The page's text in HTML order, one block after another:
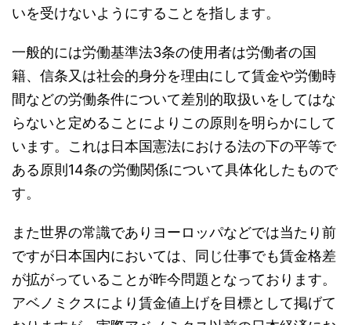
いを受けないようにすることを指します。
一般的には労働基準法3条の使用者は労働者の国
籍、信条又は社会的身分を理由にして賃金や労働時
間などの労働条件について差別的取扱いをしてはな
らないと定めることによりこの原則を明らかにして
います。これは日本国憲法における法の下の平等で
ある原則14条の労働関係について具体化したもので
す。
また世界の常識でありヨーロッパなどでは当たり前
ですが日本国内においては、同じ仕事でも賃金格差
が拡がっていることが昨今問題となっております。
アベノミクスにより賃金値上げを目標として掲げて